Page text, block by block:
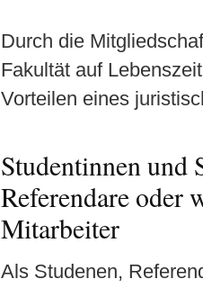
Durch die
Fakultät auf
Vorteilen eines
Studentinnen und
Referendare oder
Mitarbeiter
Als Studenen,